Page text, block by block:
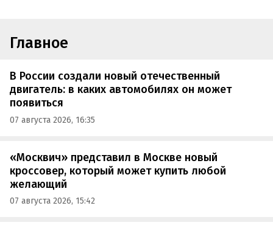
Главное
В России создали новый отечественный
двигатель: в каких автомобилях он может
появиться
07 августа 2026, 16:35
«Москвич» представил в Москве новый
кроссовер, который может купить любой
желающий
07 августа 2026, 15:42